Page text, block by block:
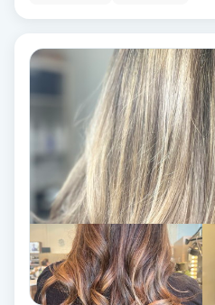
Ny frisyr
Olaplex
Olaplexbehandling
Ombre